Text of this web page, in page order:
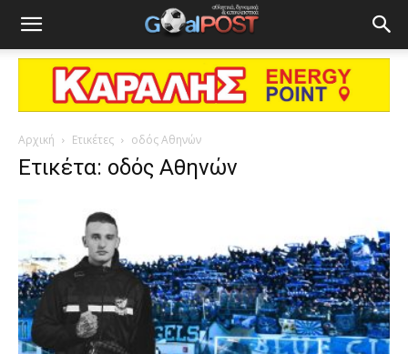
Αρχική Ετικέτες οδός Αθηνών
Ετικέτα: οδός Αθηνών